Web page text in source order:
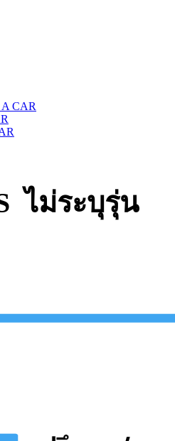
CAR
ไม่ระบุรุ่น